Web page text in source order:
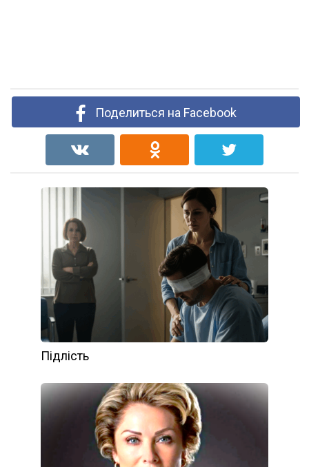
Поделиться на Facebook
Підлість